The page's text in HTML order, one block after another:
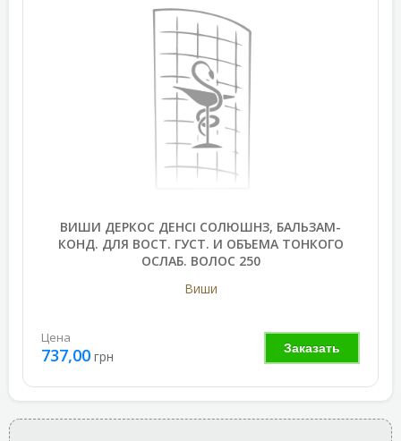
ВИШИ ДЕРКОС ДЕНСІ СОЛЮШНЗ, БАЛЬЗАМ-
КОНД. ДЛЯ ВОСТ. ГУСТ. И ОБЪЕМА ТОНКОГО
ОСЛАБ. ВОЛОС 250
Виши
Заказать
Цена
737,00 грн